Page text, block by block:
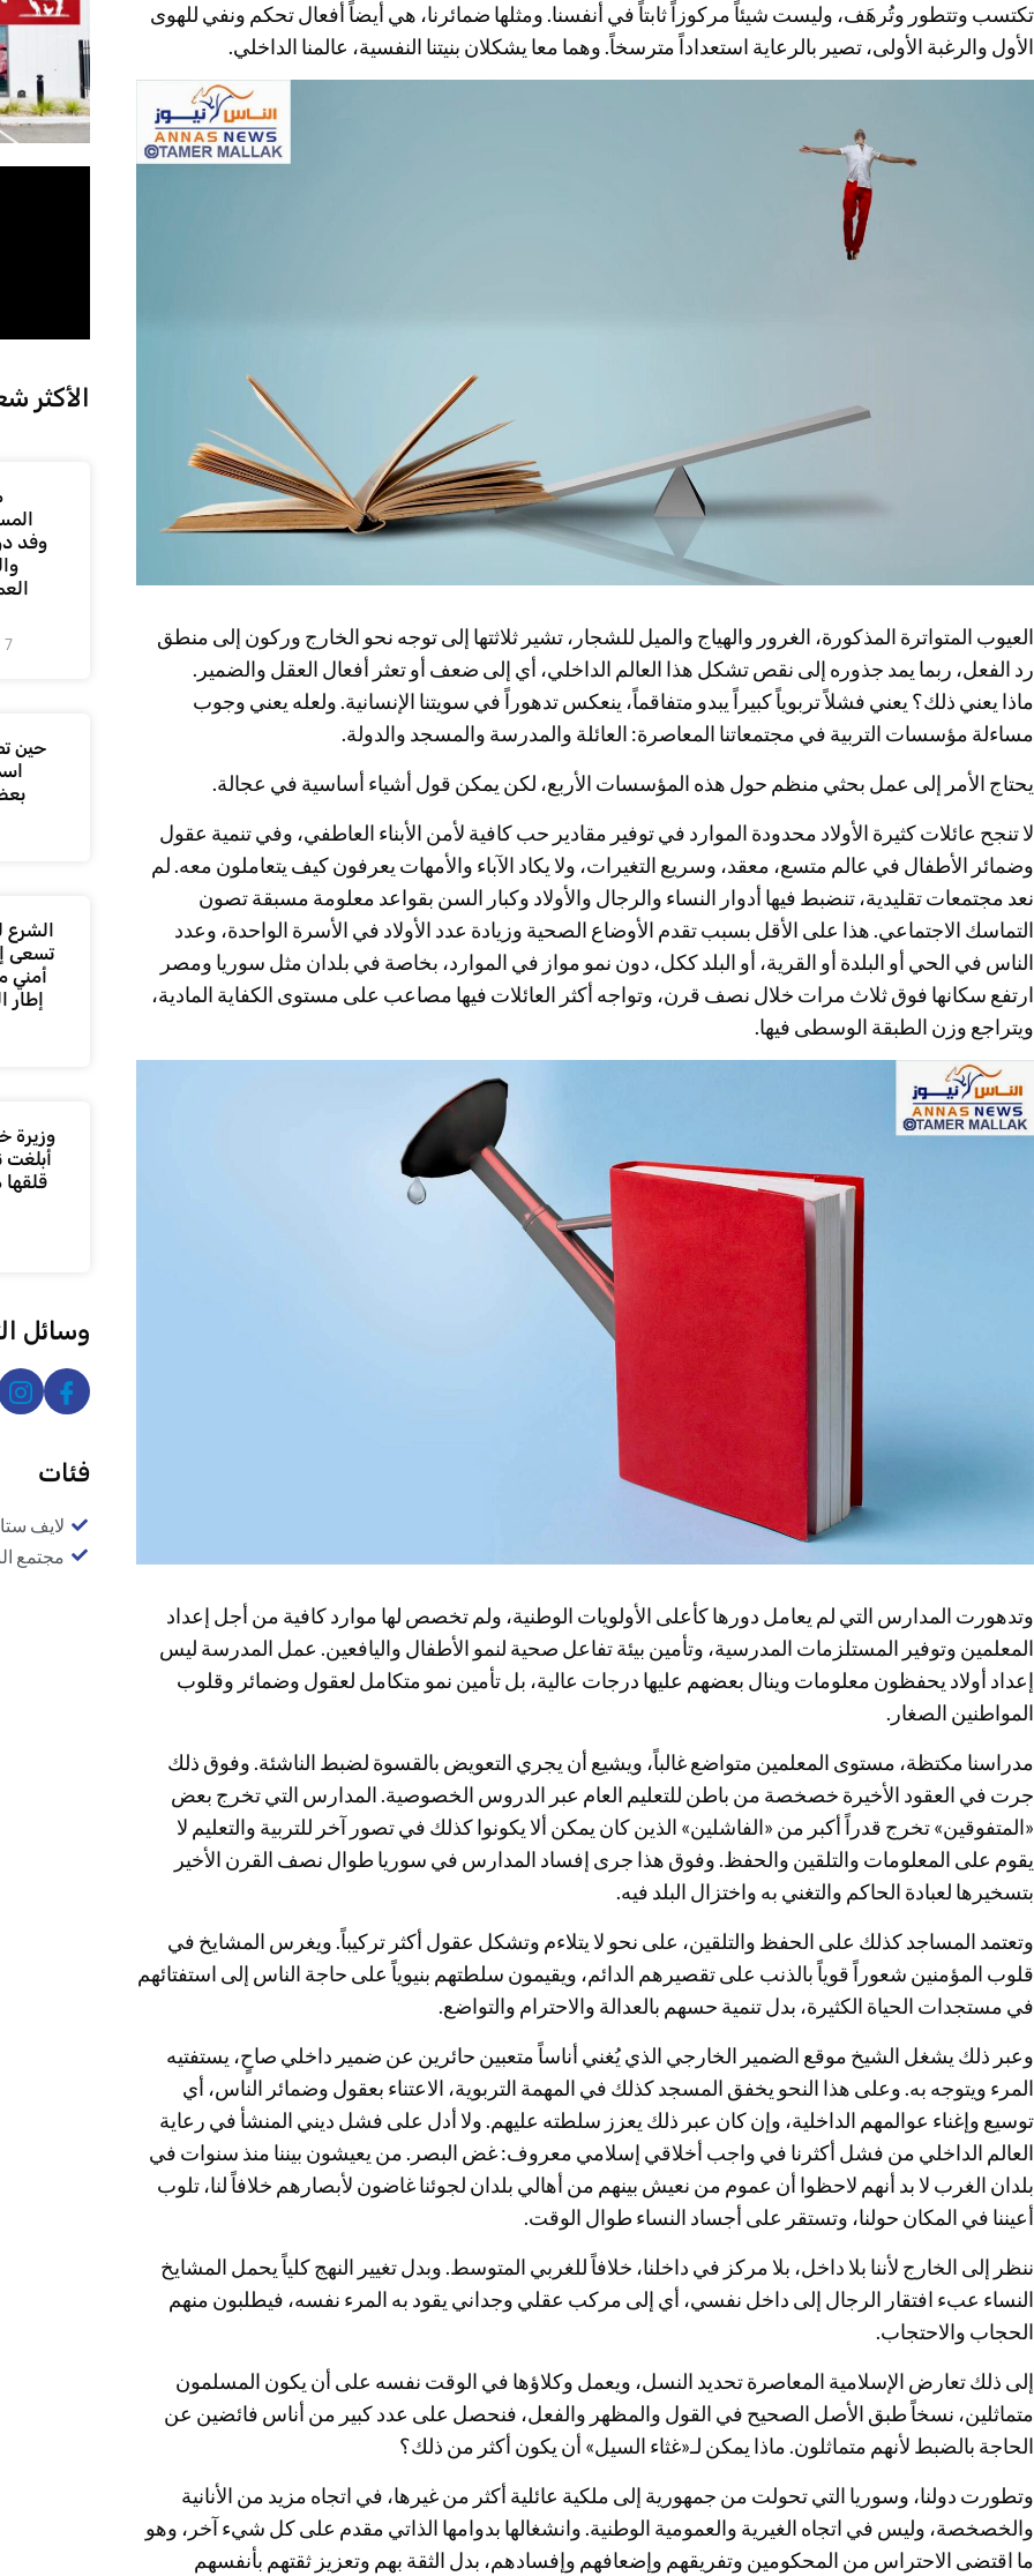
تكتسب وتتطور وتُرهَف، وليست شيئاً مركوزاً ثابتاً في أنفسنا. ومثلها ضمائرنا، هي أيضاً أفعال تحكم ونفي للهوى
الأول والرغبة الأولى، تصير بالرعاية استعداداً مترسخاً. وهما معا يشكلان بنيتنا النفسية، عالمنا الداخلي.
العيوب المتواترة المذكورة، الغرور والهياج والميل للشجار، تشير ثلاثتها إلى توجه نحو الخارج وركون إلى منطق
رد الفعل، ربما يمد جذوره إلى نقص تشكل هذا العالم الداخلي، أي إلى ضعف أو تعثر أفعال العقل والضمير.
ماذا يعني ذلك؟ يعني فشلاً تربوياً كبيراً يبدو متفاقماً، ينعكس تدهوراً في سويتنا الإنسانية. ولعله يعني وجوب
مساءلة مؤسسات التربية في مجتمعاتنا المعاصرة: العائلة والمدرسة والمسجد والدولة.
يحتاج الأمر إلى عمل بحثي منظم حول هذه المؤسسات الأربع، لكن يمكن قول أشياء أساسية في عجالة.
لا تنجح عائلات كثيرة الأولاد محدودة الموارد في توفير مقادير حب كافية لأمن الأبناء العاطفي، وفي تنمية عقول
وضمائر الأطفال في عالم متسع، معقد، وسريع التغيرات، ولا يكاد الآباء والأمهات يعرفون كيف يتعاملون معه. لم
نعد مجتمعات تقليدية، تنضبط فيها أدوار النساء والرجال والأولاد وكبار السن بقواعد معلومة مسبقة تصون
التماسك الاجتماعي. هذا على الأقل بسبب تقدم الأوضاع الصحية وزيادة عدد الأولاد في الأسرة الواحدة، وعدد
الناس في الحي أو البلدة أو القرية، أو البلد ككل، دون نمو مواز في الموارد، بخاصة في بلدان مثل سوريا ومصر
ارتفع سكانها فوق ثلاث مرات خلال نصف قرن، وتواجه أكثر العائلات فيها مصاعب على مستوى الكفاية المادية،
ويتراجع وزن الطبقة الوسطى فيها.
وتدهورت المدارس التي لم يعامل دورها كأعلى الأولويات الوطنية، ولم تخصص لها موارد كافية من أجل إعداد
المعلمين وتوفير المستلزمات المدرسية، وتأمين بيئة تفاعل صحية لنمو الأطفال واليافعين. عمل المدرسة ليس
إعداد أولاد يحفظون معلومات وينال بعضهم عليها درجات عالية، بل تأمين نمو متكامل لعقول وضمائر وقلوب
المواطنين الصغار.
مدراسنا مكتظة، مستوى المعلمين متواضع غالباً، ويشيع أن يجري التعويض بالقسوة لضبط الناشئة. وفوق ذلك
جرت في العقود الأخيرة خصخصة من باطن للتعليم العام عبر الدروس الخصوصية. المدارس التي تخرج بعض
«المتفوقين» تخرج قدراً أكبر من «الفاشلين» الذين كان يمكن ألا يكونوا كذلك في تصور آخر للتربية والتعليم لا
يقوم على المعلومات والتلقين والحفظ. وفوق هذا جرى إفساد المدارس في سوريا طوال نصف القرن الأخير
بتسخيرها لعبادة الحاكم والتغني به واختزال البلد فيه.
وتعتمد المساجد كذلك على الحفظ والتلقين، على نحو لا يتلاءم وتشكل عقول أكثر تركيباً. ويغرس المشايخ في
قلوب المؤمنين شعوراً قوياً بالذنب على تقصيرهم الدائم، ويقيمون سلطتهم بنيوياً على حاجة الناس إلى استفتائهم
في مستجدات الحياة الكثيرة، بدل تنمية حسهم بالعدالة والاحترام والتواضع.
وعبر ذلك يشغل الشيخ موقع الضمير الخارجي الذي يُغني أناساً متعبين حائرين عن ضمير داخلي صاحٍ، يستفتيه
المرء ويتوجه به. وعلى هذا النحو يخفق المسجد كذلك في المهمة التربوية، الاعتناء بعقول وضمائر الناس، أي
توسيع وإغناء عوالمهم الداخلية، وإن كان عبر ذلك يعزز سلطته عليهم. ولا أدل على فشل ديني المنشأ في رعاية
العالم الداخلي من فشل أكثرنا في واجب أخلاقي إسلامي معروف: غض البصر. من يعيشون بيننا منذ سنوات في
بلدان الغرب لا بد أنهم لاحظوا أن عموم من نعيش بينهم من أهالي بلدان لجوئنا غاضون لأبصارهم خلافاً لنا، تلوب
أعيننا في المكان حولنا، وتستقر على أجساد النساء طوال الوقت.
ننظر إلى الخارج لأننا بلا داخل، بلا مركز في داخلنا، خلافاً للغربي المتوسط. وبدل تغيير النهج كلياً يحمل المشايخ
النساء عبء افتقار الرجال إلى داخل نفسي، أي إلى مركب عقلي وجداني يقود به المرء نفسه، فيطلبون منهم
الحجاب والاحتجاب.
إلى ذلك تعارض الإسلامية المعاصرة تحديد النسل، ويعمل وكلاؤها في الوقت نفسه على أن يكون المسلمون
متماثلين، نسخاً طبق الأصل الصحيح في القول والمظهر والفعل، فنحصل على عدد كبير من أناس فائضين عن
الحاجة بالضبط لأنهم متماثلون. ماذا يمكن لـ«غثاء السيل» أن يكون أكثر من ذلك؟
وتطورت دولنا، وسوريا التي تحولت من جمهورية إلى ملكية عائلية أكثر من غيرها، في اتجاه مزيد من الأنانية
والخصخصة، وليس في اتجاه الغيرية والعمومية الوطنية. وانشغالها بدوامها الذاتي مقدم على كل شيء آخر، وهو
ما اقتضى الاحتراس من المحكومين وتفريقهم وإضعافهم وإفسادهم، بدل الثقة بهم وتعزيز ثقتهم بأنفسهم
الأكثر
وفد
7 أغسطس، 2026
حين
الشرع
تسعى
أمني
إطار
وزيرة
أبلغت
وسائل
فئات
لايف
مجتمع